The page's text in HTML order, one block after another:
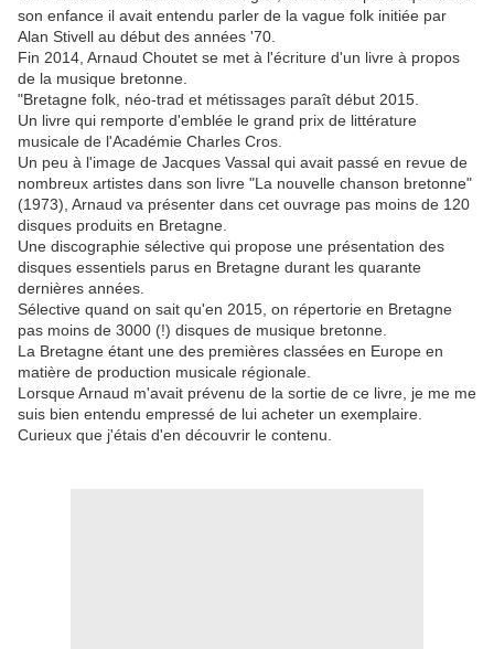
son enfance il avait entendu parler de la vague folk initiée par
Alan Stivell au début des années '70.
Fin 2014, Arnaud Choutet se met à l'écriture d'un livre à propos
de la musique bretonne.
"Bretagne folk, néo-trad et métissages paraît début 2015.
Un livre qui remporte d'emblée le grand prix de littérature
musicale de l'Académie Charles Cros.
Un peu à l'image de Jacques Vassal qui avait passé en revue de
nombreux artistes dans son livre "La nouvelle chanson bretonne"
(1973), Arnaud va présenter dans cet ouvrage pas moins de 120
disques produits en Bretagne.
Une discographie sélective qui propose une présentation des
disques essentiels parus en Bretagne durant les quarante
dernières années.
Sélective quand on sait qu'en 2015, on répertorie en Bretagne
pas moins de 3000 (!) disques de musique bretonne.
La Bretagne étant une des premières classées en Europe en
matière de production musicale régionale.
Lorsque Arnaud m'avait prévenu de la sortie de ce livre, je me me
suis bien entendu empressé de lui acheter un exemplaire.
Curieux que j'étais d'en découvrir le contenu.